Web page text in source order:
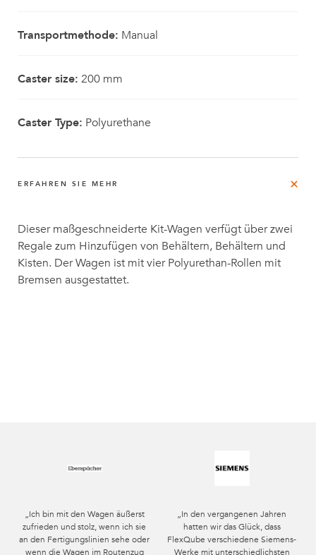
Transportmethode: Manual
Caster size: 200 mm
Caster Type: Polyurethane
ERFAHREN SIE MEHR
Dieser maßgeschneiderte Kit-Wagen verfügt über zwei
Regale zum Hinzufügen von Behältern, Behältern und
Kisten. Der Wagen ist mit vier Polyurethan-Rollen mit
Bremsen ausgestattet.
„Ich bin mit den Wagen äußerst
zufrieden und stolz, wenn ich sie
an den Fertigungslinien sehe oder
wenn die Wagen im Routenzug
„In den vergangenen Jahren
hatten wir das Glück, dass
FlexQube verschiedene Siemens-
Werke mit unterschiedlichsten